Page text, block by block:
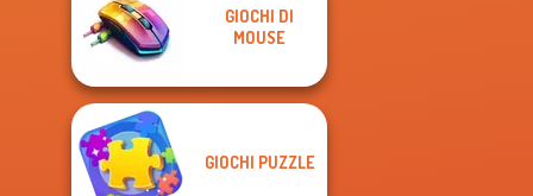
GIOCHI DI
MOUSE
GIOCHI PUZZLE